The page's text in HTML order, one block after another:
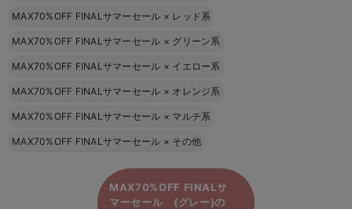
MAX70%OFF FINALサマーセール × レッド系
MAX70%OFF FINALサマーセール × グリーン系
MAX70%OFF FINALサマーセール × イエロー系
MAX70%OFF FINALサマーセール × オレンジ系
MAX70%OFF FINALサマーセール × マルチ系
MAX70%OFF FINALサマーセール × その他
MAX70%OFF FINALサ
マーセール (グレー)の